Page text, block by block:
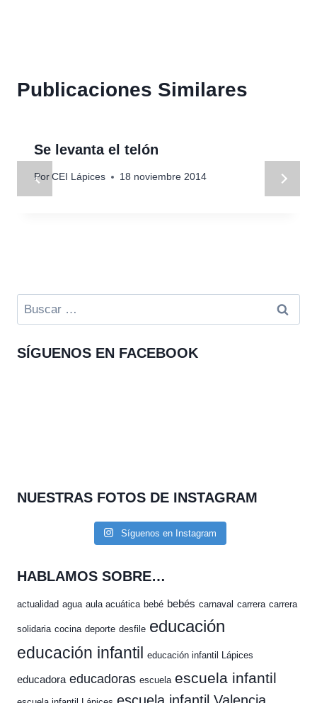
Publicaciones Similares
Se levanta el telón
Por CEI Lápices 18 noviembre 2014
Buscar:
SÍGUENOS EN FACEBOOK
NUESTRAS FOTOS DE INSTAGRAM
Síguenos en Instagram
HABLAMOS SOBRE…
actualidad agua aula acuática bebé bebés carnaval carrera carrera
solidaria cocina deporte desfile educación
educación infantil educación infantil Lápices
educadora educadoras escuela escuela infantil